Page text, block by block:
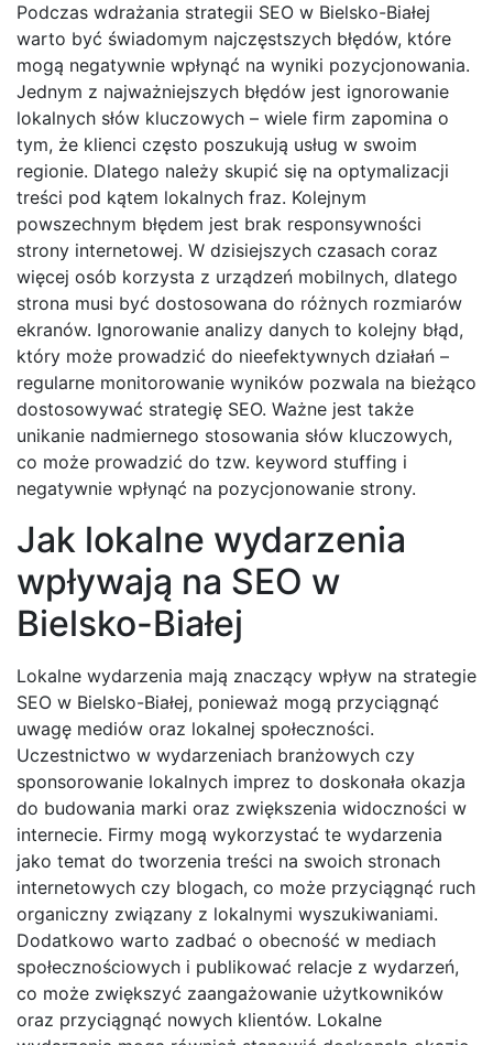
Podczas wdrażania strategii SEO w Bielsko-Białej
warto być świadomym najczęstszych błędów, które
mogą negatywnie wpłynąć na wyniki pozycjonowania.
Jednym z najważniejszych błędów jest ignorowanie
lokalnych słów kluczowych – wiele firm zapomina o
tym, że klienci często poszukują usług w swoim
regionie. Dlatego należy skupić się na optymalizacji
treści pod kątem lokalnych fraz. Kolejnym
powszechnym błędem jest brak responsywności
strony internetowej. W dzisiejszych czasach coraz
więcej osób korzysta z urządzeń mobilnych, dlatego
strona musi być dostosowana do różnych rozmiarów
ekranów. Ignorowanie analizy danych to kolejny błąd,
który może prowadzić do nieefektywnych działań –
regularne monitorowanie wyników pozwala na bieżąco
dostosowywać strategię SEO. Ważne jest także
unikanie nadmiernego stosowania słów kluczowych,
co może prowadzić do tzw. keyword stuffing i
negatywnie wpłynąć na pozycjonowanie strony.
Jak lokalne wydarzenia
wpływają na SEO w
Bielsko-Białej
Lokalne wydarzenia mają znaczący wpływ na strategie
SEO w Bielsko-Białej, ponieważ mogą przyciągnąć
uwagę mediów oraz lokalnej społeczności.
Uczestnictwo w wydarzeniach branżowych czy
sponsorowanie lokalnych imprez to doskonała okazja
do budowania marki oraz zwiększenia widoczności w
internecie. Firmy mogą wykorzystać te wydarzenia
jako temat do tworzenia treści na swoich stronach
internetowych czy blogach, co może przyciągnąć ruch
organiczny związany z lokalnymi wyszukiwaniami.
Dodatkowo warto zadbać o obecność w mediach
społecznościowych i publikować relacje z wydarzeń,
co może zwiększyć zaangażowanie użytkowników
oraz przyciągnąć nowych klientów. Lokalne